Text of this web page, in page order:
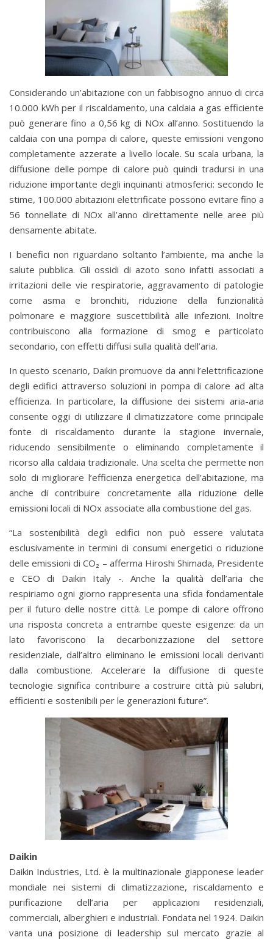
Considerando un’abitazione con un fabbisogno annuo di circa
10.000 kWh per il riscaldamento, una caldaia a gas efficiente
può generare fino a 0,56 kg di NOx all’anno. Sostituendo la
caldaia con una pompa di calore, queste emissioni vengono
completamente azzerate a livello locale. Su scala urbana, la
diffusione delle pompe di calore può quindi tradursi in una
riduzione importante degli inquinanti atmosferici: secondo le
stime, 100.000 abitazioni elettrificate possono evitare fino a
56 tonnellate di NOx all’anno direttamente nelle aree più
densamente abitate.
I benefici non riguardano soltanto l’ambiente, ma anche la
salute pubblica. Gli ossidi di azoto sono infatti associati a
irritazioni delle vie respiratorie, aggravamento di patologie
come asma e bronchiti, riduzione della funzionalità
polmonare e maggiore suscettibilità alle infezioni. Inoltre
contribuiscono alla formazione di smog e particolato
secondario, con effetti diffusi sulla qualità dell’aria.
In questo scenario, Daikin promuove da anni l’elettrificazione
degli edifici attraverso soluzioni in pompa di calore ad alta
efficienza. In particolare, la diffusione dei sistemi aria-aria
consente oggi di utilizzare il climatizzatore come principale
fonte di riscaldamento durante la stagione invernale,
riducendo sensibilmente o eliminando completamente il
ricorso alla caldaia tradizionale. Una scelta che permette non
solo di migliorare l’efficienza energetica dell’abitazione, ma
anche di contribuire concretamente alla riduzione delle
emissioni locali di NOx associate alla combustione del gas.
“La sostenibilità degli edifici non può essere valutata
esclusivamente in termini di consumi energetici o riduzione
delle emissioni di CO₂ – afferma Hiroshi Shimada, Presidente
e CEO di Daikin Italy -. Anche la qualità dell’aria che
respiriamo ogni giorno rappresenta una sfida fondamentale
per il futuro delle nostre città. Le pompe di calore offrono
una risposta concreta a entrambe queste esigenze: da un
lato favoriscono la decarbonizzazione del settore
residenziale, dall’altro eliminano le emissioni locali derivanti
dalla combustione. Accelerare la diffusione di queste
tecnologie significa contribuire a costruire città più salubri,
efficienti e sostenibili per le generazioni future”.
Daikin
Daikin Industries, Ltd. è la multinazionale giapponese leader
mondiale nei sistemi di climatizzazione, riscaldamento e
purificazione dell’aria per applicazioni residenziali,
commerciali, alberghieri e industriali. Fondata nel 1924. Daikin
vanta una posizione di leadership sul mercato grazie al